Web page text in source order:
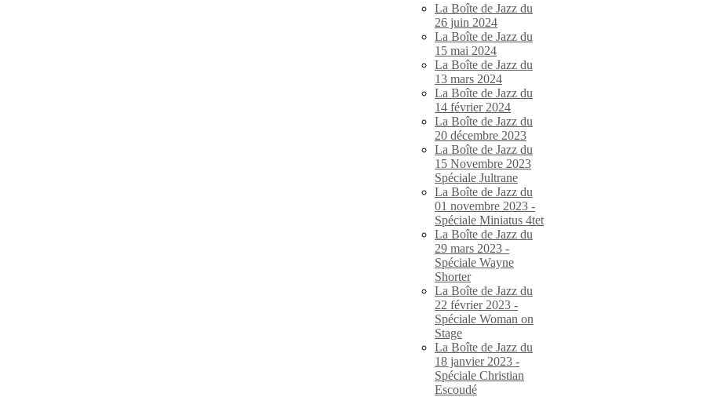
La Boîte de Jazz du
26 juin 2024
La Boîte de Jazz du
15 mai 2024
La Boîte de Jazz du
13 mars 2024
La Boîte de Jazz du
14 février 2024
La Boîte de Jazz du
20 décembre 2023
La Boîte de Jazz du
15 Novembre 2023
Spéciale Jultrane
La Boîte de Jazz du
01 novembre 2023 -
Spéciale Miniatus 4tet
La Boîte de Jazz du
29 mars 2023 -
Spéciale Wayne
Shorter
La Boîte de Jazz du
22 février 2023 -
Spéciale Woman on
Stage
La Boîte de Jazz du
18 janvier 2023 -
Spéciale Christian
Escoudé